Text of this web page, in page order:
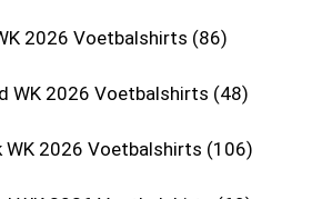
2026 Voetbalshirts 86
WK 2026 Voetbalshirts 48
WK 2026 Voetbalshirts 106